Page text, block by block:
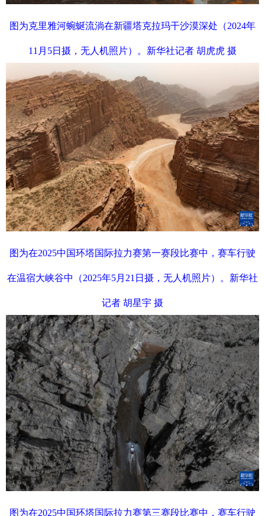
图为克里雅河蜿蜒流淌在新疆塔克拉玛干沙漠深处（2024年
11月5日摄，无人机照片）。新华社记者 胡虎虎 摄
图为在2025中国环塔国际拉力赛第一赛段比赛中，赛车行驶
在温宿大峡谷中（2025年5月21日摄，无人机照片）。新华社
记者 胡星宇 摄
图为在2025中国环塔国际拉力赛第三赛段比赛中，赛车行驶